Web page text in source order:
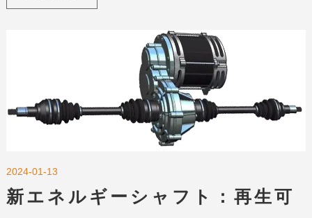
の動作原理、異なるタイプ、そして将来の技術の
動向について紹介します。
2024-01-13
新エネルギーシャフト：再生可